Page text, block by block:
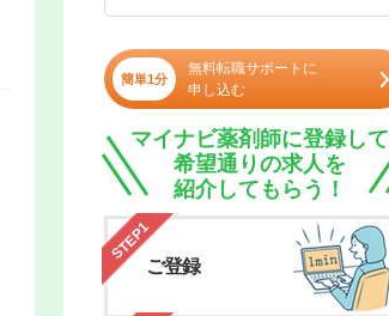
簡単1分
無料転職サポートに
申し込む
マイナビ薬剤師に登録して
希望通りの求人を
紹介してもらう！
STEP1
ご登録